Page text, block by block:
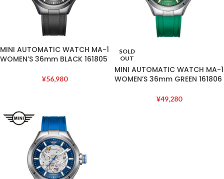
MINI AUTOMATIC WATCH MA-1
WOMEN’S 36mm BLACK 161805
¥56,980
SOLD
OUT
MINI AUTOMATIC WATCH MA-1
WOMEN’S 36mm GREEN 161806
¥49,280